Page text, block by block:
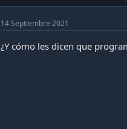
i
o
n
s
14 Septiembre 2021
¿Y cómo les dicen que